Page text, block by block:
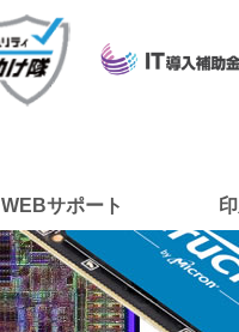
WEBサポート